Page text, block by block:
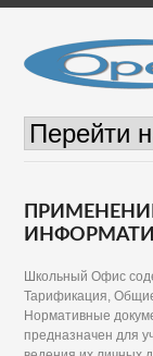
Школьный Офис
Тарификация,
Нормативные
предназначен для